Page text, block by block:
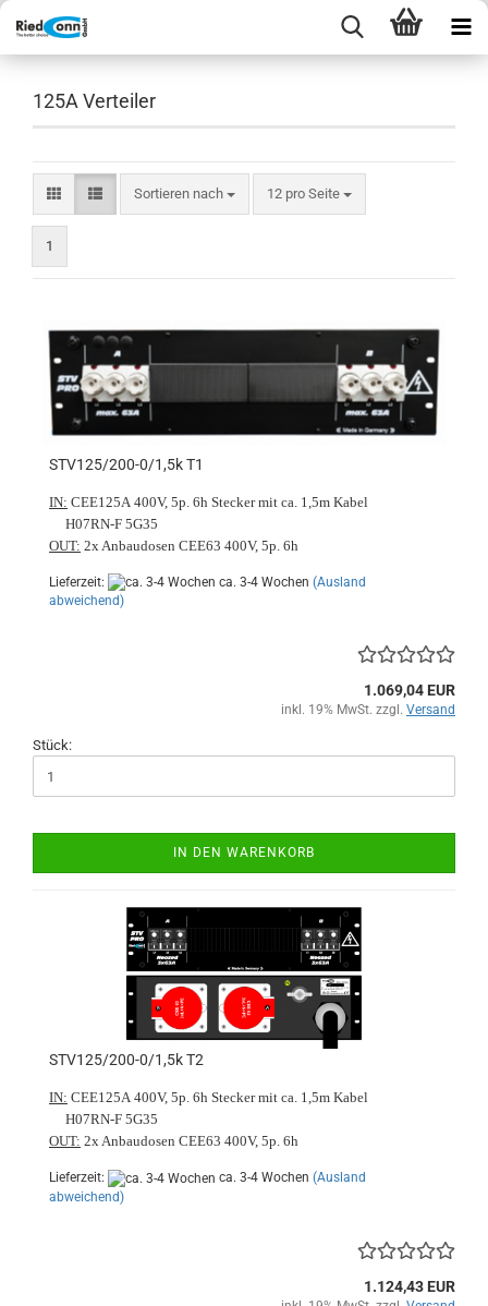
125A Verteiler
Sortieren nach
Sortieren nach 12 pro Seite
pro Seite
1
STV125/200-0/1,5k T1
IN: CEE125A 400V, 5p. 6h Stecker mit ca. 1,5m Kabel
H07RN-F 5G35
OUT: 2x Anbaudosen CEE63 400V, 5p. 6h
Lieferzeit: ca. 3-4 Wochen (Ausland
abweichend)
1.069,04 EUR
inkl. 19% MwSt. zzgl. Versand
Stück:
IN DEN WARENKORB
STV125/200-0/1,5k T2
IN: CEE125A 400V, 5p. 6h Stecker mit ca. 1,5m Kabel
H07RN-F 5G35
OUT: 2x Anbaudosen CEE63 400V, 5p. 6h
Lieferzeit: ca. 3-4 Wochen (Ausland
abweichend)
1.124,43 EUR